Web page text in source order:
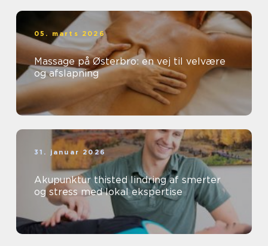
05. marts 2026
Massage på Østerbro: en vej til velvære
og afslapning
31. januar 2026
Akupunktur thisted lindring af smerter
og stress med lokal ekspertise